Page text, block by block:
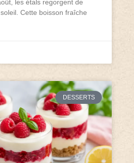
les étals regorgent de
Cette boisson fraîche
DESSERTS